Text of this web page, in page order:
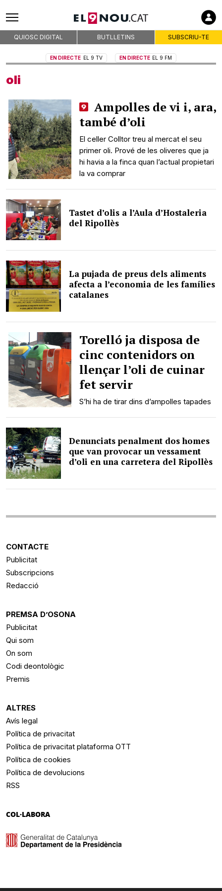
QUIOSC DIGITAL BUTLLETINS SUBSCRIU-TE
EN DIRECTE EL 9 TV EN DIRECTE EL 9 FM
oli
Ampolles de vi i, ara,
també d’oli
El celler Colltor treu al mercat el seu
primer oli. Prové de les oliveres que ja
hi havia a la finca quan l’actual propietari
la va comprar
Tastet d’olis a l’Aula d’Hostaleria
del Ripollès
La pujada de preus dels aliments
afecta a l’economia de les famílies
catalanes
Torelló ja disposa de
cinc contenidors on
llençar l’oli de cuinar
fet servir
S’hi ha de tirar dins d’ampolles tapades
Denunciats penalment dos homes
que van provocar un vessament
d’oli en una carretera del Ripollès
CONTACTE
Publicitat
Subscripcions
Redacció
PREMSA D’OSONA
Publicitat
Qui som
On som
Codi deontològic
Premis
ALTRES
Avís legal
Política de privacitat
Política de privacitat plataforma OTT
Política de cookies
Política de devolucions
RSS
COL·LABORA